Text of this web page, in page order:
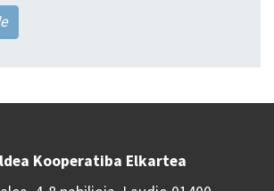
Kooperatiba Elkartea